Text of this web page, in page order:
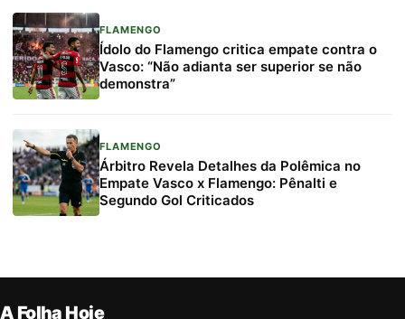
FLAMENGO
Ídolo do Flamengo critica empate contra o
Vasco: “Não adianta ser superior se não
demonstra”
FLAMENGO
Árbitro Revela Detalhes da Polêmica no
Empate Vasco x Flamengo: Pênalti e
Segundo Gol Criticados
A Folha Hoje